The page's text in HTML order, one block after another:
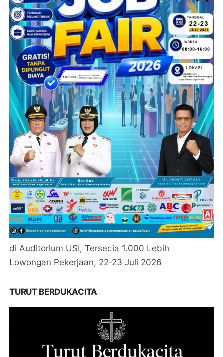
di Auditorium USI, Tersedia 1.000 Lebih
Lowongan Pekerjaan, 22-23 Juli 2026
TURUT BERDUKACITA